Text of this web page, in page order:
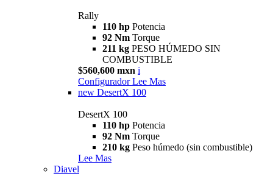
Rally
110 hp Potencia
92 Nm Torque
211 kg PESO HÚMEDO SIN
COMBUSTIBLE
$560,600 mxn i
Configurador Lee Mas
new DesertX 100
DesertX 100
110 hp Potencia
92 Nm Torque
210 kg Peso húmedo (sin combustible)
Lee Mas
Diavel